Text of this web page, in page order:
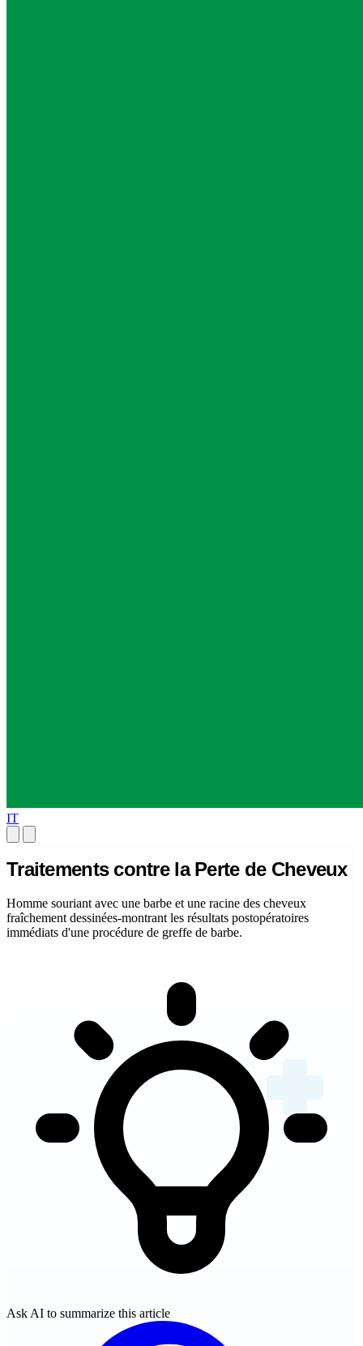
IT
Traitements contre la Perte de Cheveux
Homme souriant avec une barbe et une racine des cheveux
fraîchement dessinées-montrant les résultats postopératoires
immédiats d'une procédure de greffe de barbe.
Ask AI to summarize this article